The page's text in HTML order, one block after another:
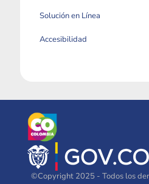
Solución en Línea
Accesibilidad
©Copyright 2025 - Todos los